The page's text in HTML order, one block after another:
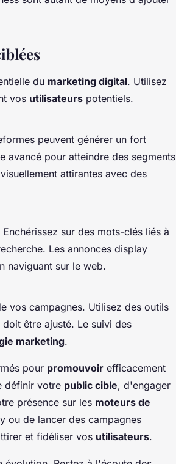
du marketing digital. Utilisez
vos utilisateurs potentiels.
peuvent générer un fort
avancé pour atteindre des segments
attirantes avec des
sur des mots-clés liés à
Les annonces display
naviguant sur le web.
vos campagnes. Utilisez des outils
être ajusté. Le suivi des
marketing.
pour promouvoir efficacement
définir votre public cible, d'engager
présence sur les moteurs de
ou de lancer des campagnes
et fidéliser vos utilisateurs.